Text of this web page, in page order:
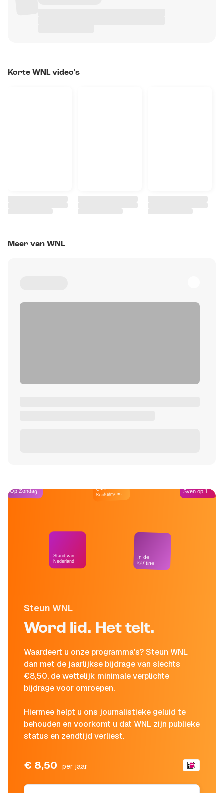
Korte WNL video's
Meer van WNL
Steun WNL
Word lid. Het telt.
Waardeert u onze programma's? Steun WNL
dan met de jaarlijkse bijdrage van slechts
€8,50, de wettelijk minimale verplichte
bijdrage voor omroepen.
Hiermee helpt u ons journalistieke geluid te
behouden en voorkomt u dat WNL zijn publieke
status en zendtijd verliest.
€ 8,50 per jaar
Op Zondag
Stand van
Nederland
Café
Kockelmann
In de
kantine
Sven op 1